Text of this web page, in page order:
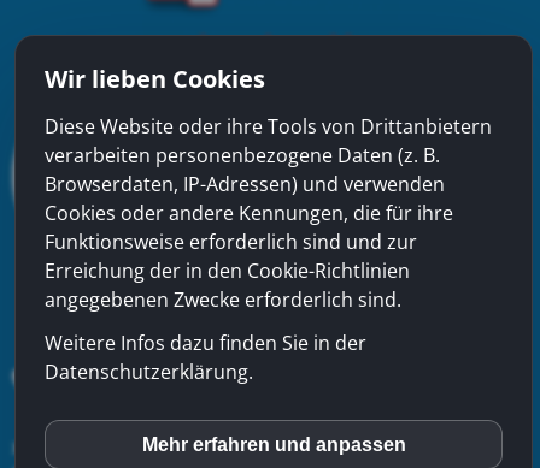
xinfra gmbh - Badstrasse 50 - CH-5200 Brugg - Tel:
Wir lieben Cookies
Diese Website oder ihre Tools von Drittanbietern
verarbeiten personenbezogene Daten (z. B.
Browserdaten, IP-Adressen) und verwenden
Cookies oder andere Kennungen, die für ihre
Funktionsweise erforderlich sind und zur
Erreichung der in den Cookie-Richtlinien
angegebenen Zwecke erforderlich sind.
Weitere Infos dazu finden Sie in der
Datenschutzerklärung.
inCMS
Mehr erfahren und anpassen